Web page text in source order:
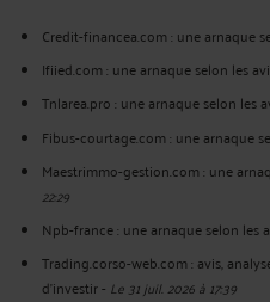
Credit-financea.com : une arnaque
Ifiied.com : une arnaque selon les
Tnlarea.pro : une arnaque selon les
Fibus-courtage.com : une arnaque
Maestrimmo-gestion.com : une
22:29
Npb-france : une arnaque selon les
Trading.corso-web.com : avis,
d'investir- Le 31 juil. 2026 à 17:39